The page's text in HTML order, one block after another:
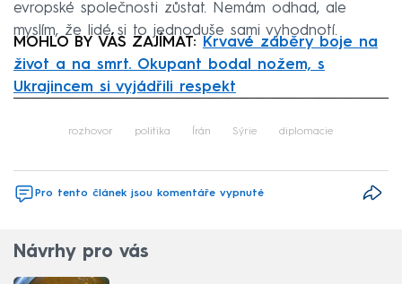
evropské společnosti zůstat. Nemám odhad, ale
myslím, že lidé si to jednoduše sami vyhodnotí.
MOHLO BY VÁS ZAJÍMAT:
Krvavé záběry boje na
život a na smrt. Okupant bodal nožem, s
Ukrajincem si vyjádřili respekt
rozhovor politika Írán Sýrie diplomacie
Pro tento článek jsou komentáře vypnuté
Návrhy pro vás